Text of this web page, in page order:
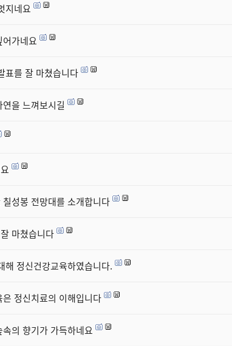
지네요
가네요
표를 잘 마쳤습니다
을 느껴보시길
성봉 전망대를 소개합니다
마쳤습니다
해 정신건강교육하였습니다.
정신치료의 이해입니다
의 향기가 가득하네요